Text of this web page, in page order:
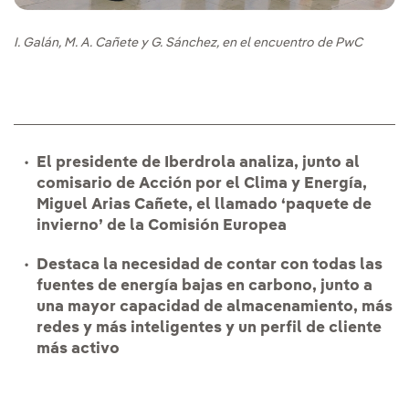
I. Galán, M. A. Cañete y G. Sánchez, en el encuentro de PwC
El presidente de Iberdrola analiza, junto al
comisario de Acción por el Clima y Energía,
Miguel Arias Cañete, el llamado ‘paquete de
invierno’ de la Comisión Europea
Destaca la necesidad de contar con todas las
fuentes de energía bajas en carbono, junto a
una mayor capacidad de almacenamiento, más
redes y más inteligentes y un perfil de cliente
más activo